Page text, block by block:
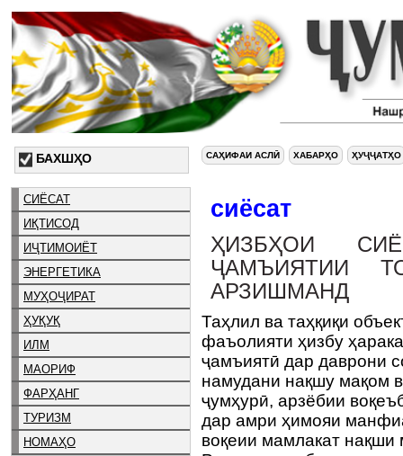
БАХШҲО
СИЁСАТ
ИҚТИСОД
ИҶТИМОИЁТ
ЭНЕРГЕТИКА
МУҲОҶИРАТ
ҲУҚУҚ
ИЛМ
МАОРИФ
ФАРҲАНГ
ТУРИЗМ
НОМАҲО
САҲИФАИ АСЛӢ ХАБАРҲО ҲУҶҶАТҲО
сиёсат
ҲИЗБҲОИ
ҶАМЪИЯТИИ
АРЗИШМАНД
Таҳлил ва таҳқиқи
фаъолияти ҳизбу
ҷамъиятӣ дар даврони
намудани нақшу мақом
ҷумҳурӣ, арзёбии
дар амри ҳимояи
воқеии мамлакат нақши